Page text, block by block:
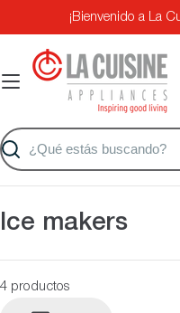
al
contenido
¡Bienvenido a La
Buscar
C
l
Ice makers
4 productos